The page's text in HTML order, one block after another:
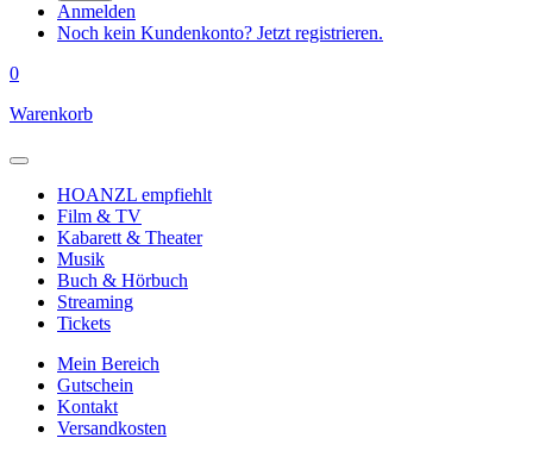
Anmelden
Noch kein Kundenkonto? Jetzt registrieren.
0
Warenkorb
HOANZL empfiehlt
Film & TV
Kabarett & Theater
Musik
Buch & Hörbuch
Streaming
Tickets
Mein Bereich
Gutschein
Kontakt
Versandkosten